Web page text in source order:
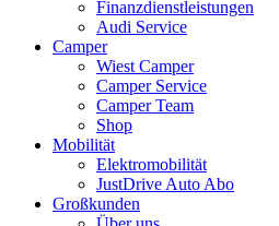
Finanzdienstleistungen
Audi Service
Camper
Wiest Camper
Camper Service
Camper Team
Shop
Mobilität
Elektromobilität
JustDrive Auto Abo
Großkunden